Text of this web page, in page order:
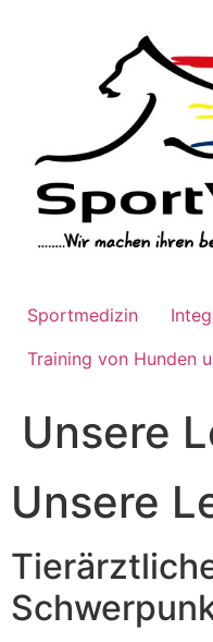
Sportmedizin
Training von Hunden
Unsere
Unsere